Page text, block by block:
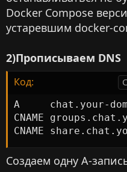
Docker Compose
устаревшим docker-
2)Прописываем DNS
Код:
A     chat.your-
CNAME
CNAME
Создаем одну A-